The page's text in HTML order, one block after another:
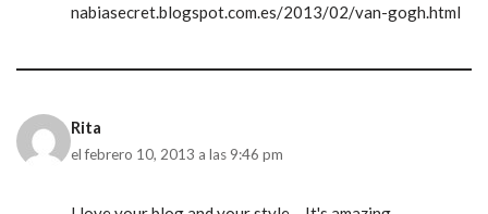
nabiasecret.blogspot.com.es/2013/02/van-gogh.html
Rita
el febrero 10, 2013 a las 9:46 pm